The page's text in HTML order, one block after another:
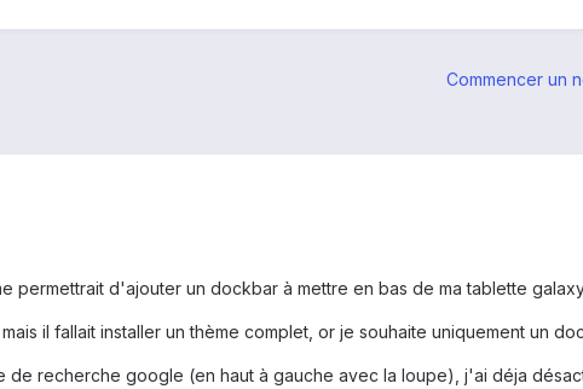
Commencer un
permettrait d'ajouter un dockbar à mettre en bas de ma tablette
il fallait installer un thème complet, or je souhaite uniquement un
de recherche google (en haut à gauche avec la loupe), j'ai déja